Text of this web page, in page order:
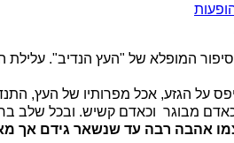
המופלא של "העץ הנדיב". עלילת
על הגזע, אכל מפרותיו של העץ,
מבוגר וכאדם קשיש. ובכל שלב
אהבה רבה עד שנשאר גידם אך